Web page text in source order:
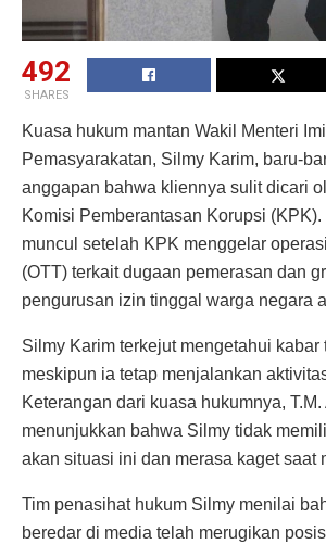
492
SHARES
Kuasa hukum mantan Wakil Menteri
Pemasyarakatan, Silmy Karim, baru-
anggapan bahwa kliennya sulit dicari
Komisi Pemberantasan Korupsi
muncul setelah KPK menggelar
(OTT) terkait dugaan pemerasan dan
pengurusan izin tinggal warga negara
Silmy Karim terkejut mengetahui kabar
meskipun ia tetap menjalankan
Keterangan dari kuasa hukumnya, T.M.
menunjukkan bahwa Silmy tidak
akan situasi ini dan merasa kaget saat
Tim penasihat hukum Silmy menilai
beredar di media telah merugikan